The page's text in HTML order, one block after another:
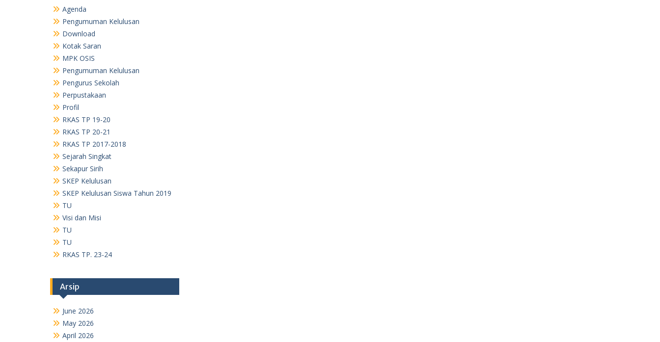
Agenda
Pengumuman Kelulusan
Download
Kotak Saran
MPK OSIS
Pengumuman Kelulusan
Pengurus Sekolah
Perpustakaan
Profil
RKAS TP 19-20
RKAS TP 20-21
RKAS TP 2017-2018
Sejarah Singkat
Sekapur Sirih
SKEP Kelulusan
SKEP Kelulusan Siswa Tahun 2019
TU
Visi dan Misi
TU
TU
RKAS TP. 23-24
Arsip
June 2026
May 2026
April 2026